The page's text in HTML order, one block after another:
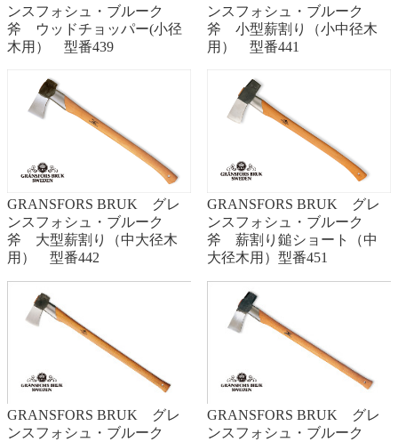
ンスフォシュ・ブルーク
斧 ウッドチョッパー(小径
木用） 型番439
ンスフォシュ・ブルーク
斧 小型薪割り（小中径木
用） 型番441
GRANSFORS BRUK グレ
ンスフォシュ・ブルーク
斧 大型薪割り（中大径木
用） 型番442
GRANSFORS BRUK グレ
ンスフォシュ・ブルーク
斧 薪割り鎚ショート（中
大径木用）型番451
GRANSFORS BRUK グレ
ンスフォシュ・ブルーク
GRANSFORS BRUK グレ
ンスフォシュ・ブルーク